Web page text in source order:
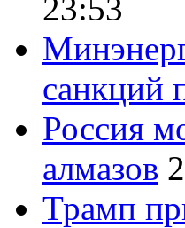
23:53
санкций
Россия
алмазов
Трамп